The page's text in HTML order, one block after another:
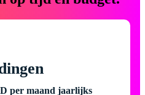
per maand jaarlijks